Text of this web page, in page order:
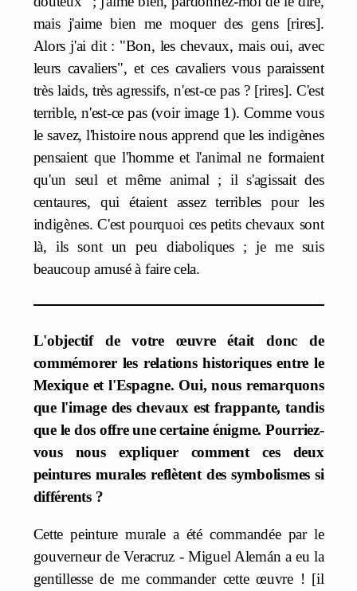
mais j'aime bien me moquer des gens [rires].
Alors j'ai dit : "Bon, les chevaux, mais oui, avec
leurs cavaliers", et ces cavaliers vous paraissent
très laids, très agressifs, n'est-ce pas ? [rires]. C'est
terrible, n'est-ce pas (voir image 1). Comme vous
le savez, l'histoire nous apprend que les indigènes
pensaient que l'homme et l'animal ne formaient
qu'un seul et même animal ; il s'agissait des
centaures, qui étaient assez terribles pour les
indigènes. C'est pourquoi ces petits chevaux sont
là, ils sont un peu diaboliques ; je me suis
beaucoup amusé à faire cela.
L'objectif de votre œuvre était donc de
commémorer les relations historiques entre le
Mexique et l'Espagne. Oui, nous remarquons
que l'image des chevaux est frappante, tandis
que le dos offre une certaine énigme. Pourriez-
vous nous expliquer comment ces deux
peintures murales reflètent des symbolismes si
différents ?
Cette peinture murale a été commandée par le
gouverneur de Veracruz - Miguel Alemán a eu la
gentillesse de me commander cette œuvre ! [il